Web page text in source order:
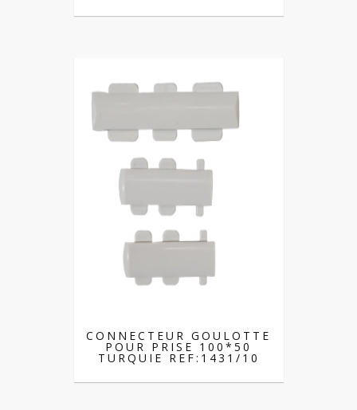
CONNECTEUR GOULOTTE
POUR PRISE 100*50
TURQUIE REF:1431/10